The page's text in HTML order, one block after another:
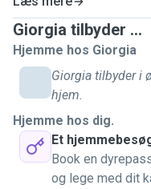
Giorgia tilbyder ...
Hjemme hos Giorgia
Giorgia tilbyder i
hjem.
Hjemme hos dig.
Et
Book en
og lege med dit